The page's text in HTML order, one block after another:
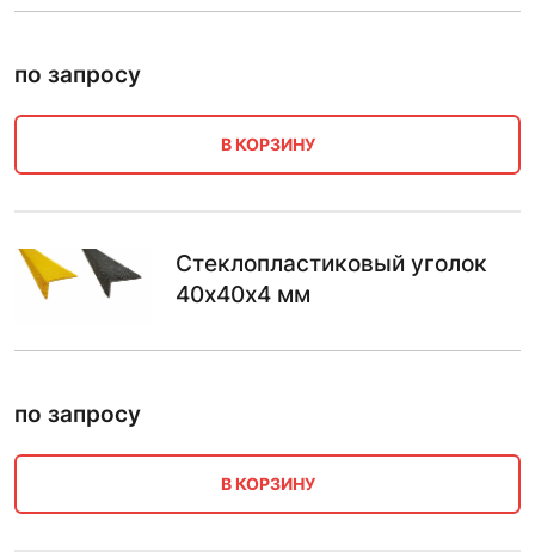
по запросу
В КОРЗИНУ
Стеклопластиковый уголок
40х40х4 мм
по запросу
В КОРЗИНУ